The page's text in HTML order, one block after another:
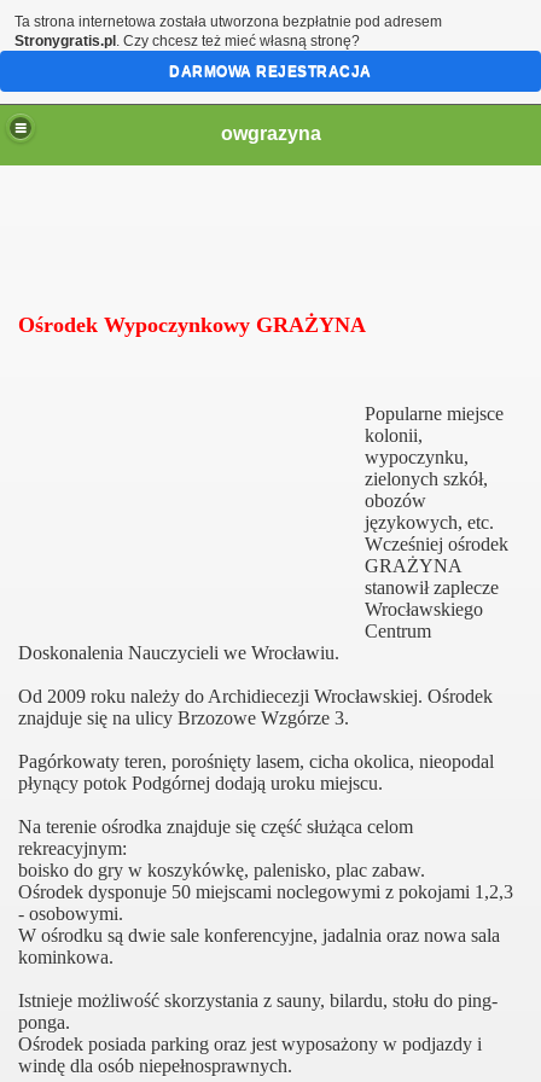
owgrazyna
Ośrodek Wypoczynkowy GRAŻYNA
Popularne miejsce
kolonii,
wypoczynku,
zielonych szkół,
obozów
językowych, etc.
Wcześniej ośrodek
GRAŻYNA
stanowił zaplecze
Wrocławskiego
Centrum
Doskonalenia Nauczycieli we Wrocławiu.
Od 2009 roku należy do Archidiecezji Wrocławskiej. Ośrodek
znajduje się na ulicy Brzozowe Wzgórze 3.
Pagórkowaty teren, porośnięty lasem, cicha okolica, nieopodal
płynący potok Podgórnej dodają uroku miejscu.
Na terenie ośrodka znajduje się część służąca celom
rekreacyjnym:
boisko do gry w koszykówkę, palenisko, plac zabaw.
Ośrodek dysponuje 50 miejscami noclegowymi z pokojami 1,2,3
- osobowymi.
W ośrodku są dwie sale konferencyjne, jadalnia oraz nowa sala
kominkowa.
Istnieje możliwość skorzystania z sauny, bilardu, stołu do ping-
ponga.
Ośrodek posiada parking oraz jest wyposażony w podjazdy i
windę dla osób niepełnosprawnych.
Ta strona internetowa została utworzona bezpłatnie pod adresem
Stronygratis.pl . Czy chcesz też mieć własną stronę?
DARMOWA REJESTRACJA